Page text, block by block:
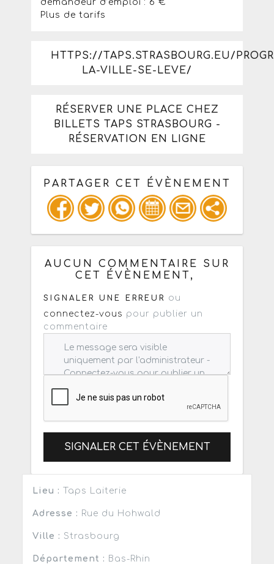
demandeur d’emploi : 6 €
Plus de tarifs
HTTPS://TAPS.STRASBOURG.EU/
LA-VILLE-SE-LEVE/
RÉSERVER UNE PLACE CHEZ
BILLETS TAPS STRASBOURG -
RÉSERVATION EN LIGNE
PARTAGER CET ÉVÈNEMENT
Copiez les infos ci-dessous pour un
: mail / forum / réseau social
AUCUN COMMENTAIRE SUR
CET ÉVÈNEMENT,
SIGNALER UNE ERREUR
ou
connectez-vous pour publier un
commentaire
SIGNALER CET ÉVÈNEMENT
Lieu : Taps Laiterie
Adresse : Rue du Hohwald
Ville : Strasbourg
Département : Bas-Rhin